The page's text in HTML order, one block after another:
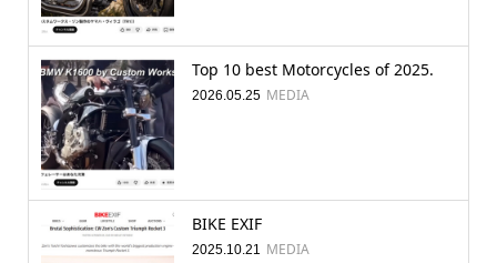
Top 10 best Motorcycles of 2025.
2026.05.25 MEDIA
BIKE EXIF
2025.10.21 MEDIA